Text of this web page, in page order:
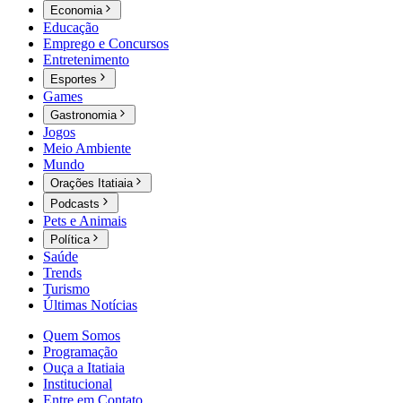
Economia
Educação
Emprego e Concursos
Entretenimento
Esportes
Games
Gastronomia
Jogos
Meio Ambiente
Mundo
Orações Itatiaia
Podcasts
Pets e Animais
Política
Saúde
Trends
Turismo
Últimas Notícias
Quem Somos
Programação
Ouça a Itatiaia
Institucional
Entre em Contato